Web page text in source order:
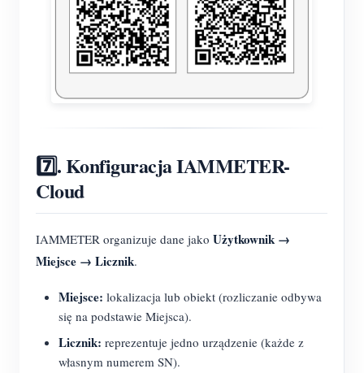
7️⃣. Konfiguracja IAMMETER-
Cloud
IAMMETER organizuje dane jako Użytkownik →
Miejsce → Licznik.
Miejsce: lokalizacja lub obiekt (rozliczanie odbywa
się na podstawie Miejsca).
Licznik: reprezentuje jedno urządzenie (każde z
własnym numerem SN).